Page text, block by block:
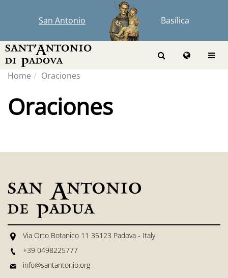
San Antonio Basílica
Home Oraciones
Oraciones
Via Orto Botanico 11 35123 Padova - Italy
+39 0498225777
info@santantonio.org